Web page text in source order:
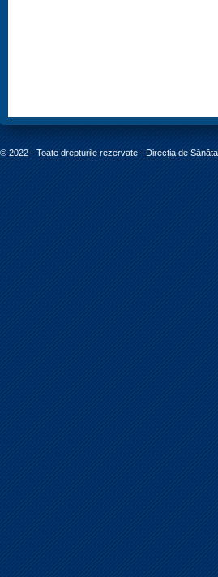
© 2022 - Toate drepturile rezervate - Direcția de